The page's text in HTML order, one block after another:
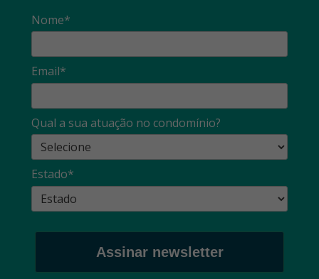
Nome*
Email*
Qual a sua atuação no condomínio?
Estado*
Assinar newsletter